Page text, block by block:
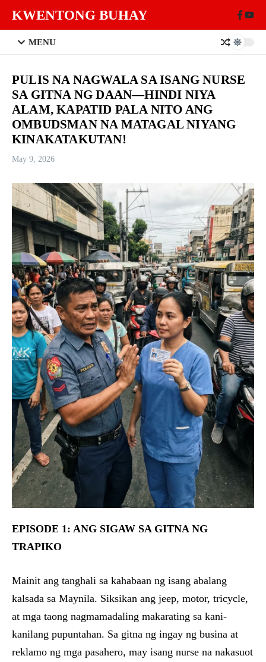
KWENTONG BUHAY
MENU
PULIS NA NAGWALA SA ISANG NURSE
SA GITNA NG DAAN—HINDI NIYA
ALAM, KAPATID PALA NITO ANG
OMBUDSMAN NA MATAGAL NIYANG
KINAKATAKUTAN!
May 9, 2026
EPISODE 1: ANG SIGAW SA GITNA NG
TRAPIKO
Mainit ang tanghali sa kahabaan ng isang abalang
kalsada sa Maynila. Siksikan ang jeep, motor, tricycle,
at mga taong nagmamadaling makarating sa kani-
kanilang pupuntahan. Sa gitna ng ingay ng busina at
reklamo ng mga pasahero, may isang nurse na nakasuot